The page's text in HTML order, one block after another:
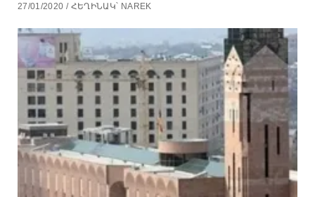
27/01/2020 / ՀԵՂԻՆԱԿ՝ NAREK